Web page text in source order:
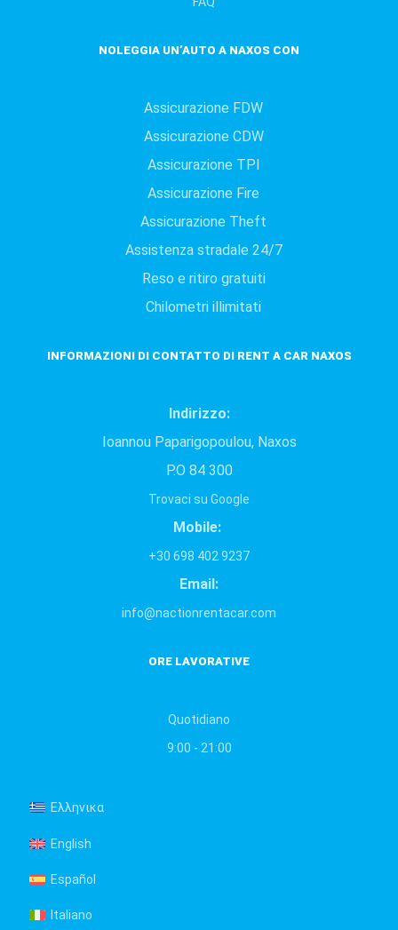
NOLEGGIA UN’AUTO A NAXOS CON
Assicurazione FDW
Assicurazione CDW
Assicurazione TPI
Assicurazione Fire
Assicurazione Theft
Assistenza stradale 24/7
Reso e ritiro gratuiti
Chilometri illimitati
INFORMAZIONI DI CONTATTO DI RENT A CAR ΝAXOS
Indirizzo:
Ioannou Paparigopoulou, Naxos
P.O 84 300
Trovaci su Google
Mobile:
+30 698 402 9237
Email:
info@nactionrentacar.com
ORE LAVORATIVE
Quotidiano
9:00 - 21:00
Ελληνικα
English
Español
Italiano